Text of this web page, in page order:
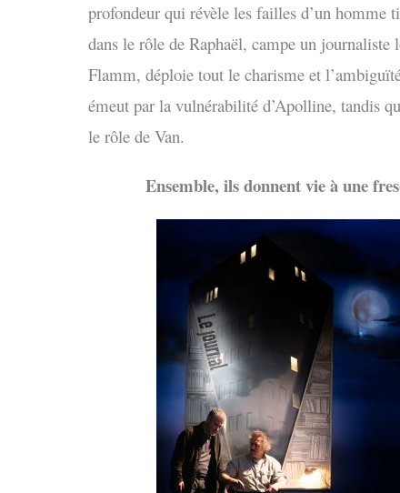
profondeur qui révèle les failles d’un homme
dans le rôle de Raphaël, campe un journaliste
Flamm, déploie tout le charisme et
émeut par la vulnérabilité d’Apolline, tandis
le rôle de Van.
Ensemble, ils donnent vie à une